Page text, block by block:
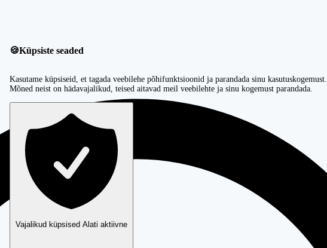
🍪Küpsiste seaded
Kasutame küpsiseid, et tagada veebilehe põhifunktsioonid ja parandada sinu kasutuskogemust.
Mõned neist on hädavajalikud, teised aitavad meil veebilehte ja sinu kogemust parandada.
Vajalikud küpsised